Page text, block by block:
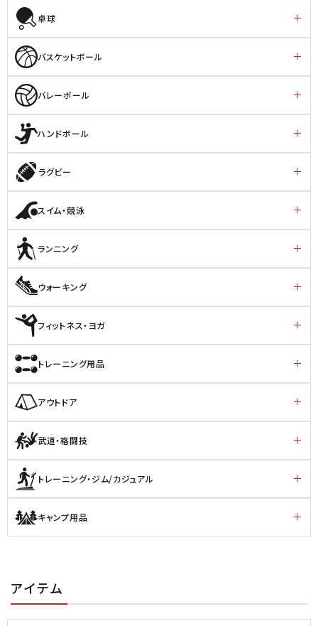
卓球
バスケットボール
バレーボール
ハンドボール
ラグビー
スイム・競泳
ランニング
ウォーキング
フィットネス・ヨガ
トレーニング用品
アウトドア
武道・格闘技
トレーニング・ジム/カジュアル
キャンプ用品
アイテム